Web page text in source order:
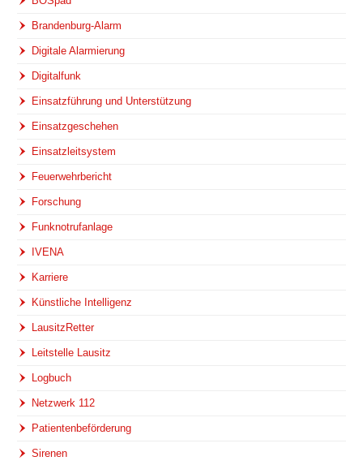
Brandenburg-Alarm
Digitale Alarmierung
Digitalfunk
Einsatzführung und Unterstützung
Einsatzgeschehen
Einsatzleitsystem
Feuerwehrbericht
Forschung
Funknotrufanlage
IVENA
Karriere
Künstliche Intelligenz
LausitzRetter
Leitstelle Lausitz
Logbuch
Netzwerk 112
Patientenbeförderung
Sirenen